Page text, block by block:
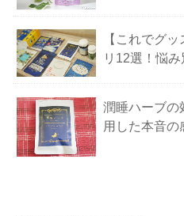
【これでグ
リ12選！悩み
潤睡ハーブの
用した本音の